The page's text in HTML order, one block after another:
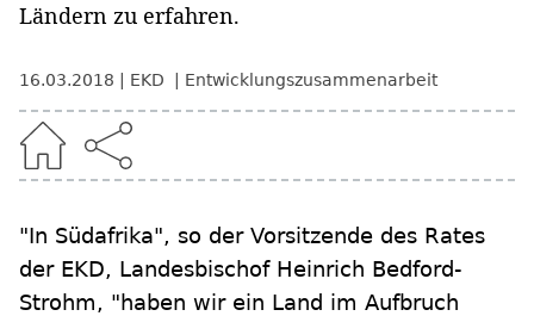
Ländern zu erfahren.
16.03.2018 EKD Entwicklungszusammenarbeit
"In Südafrika", so der Vorsitzende des Rates
der EKD, Landesbischof Heinrich Bedford-
Strohm, "haben wir ein Land im Aufbruch